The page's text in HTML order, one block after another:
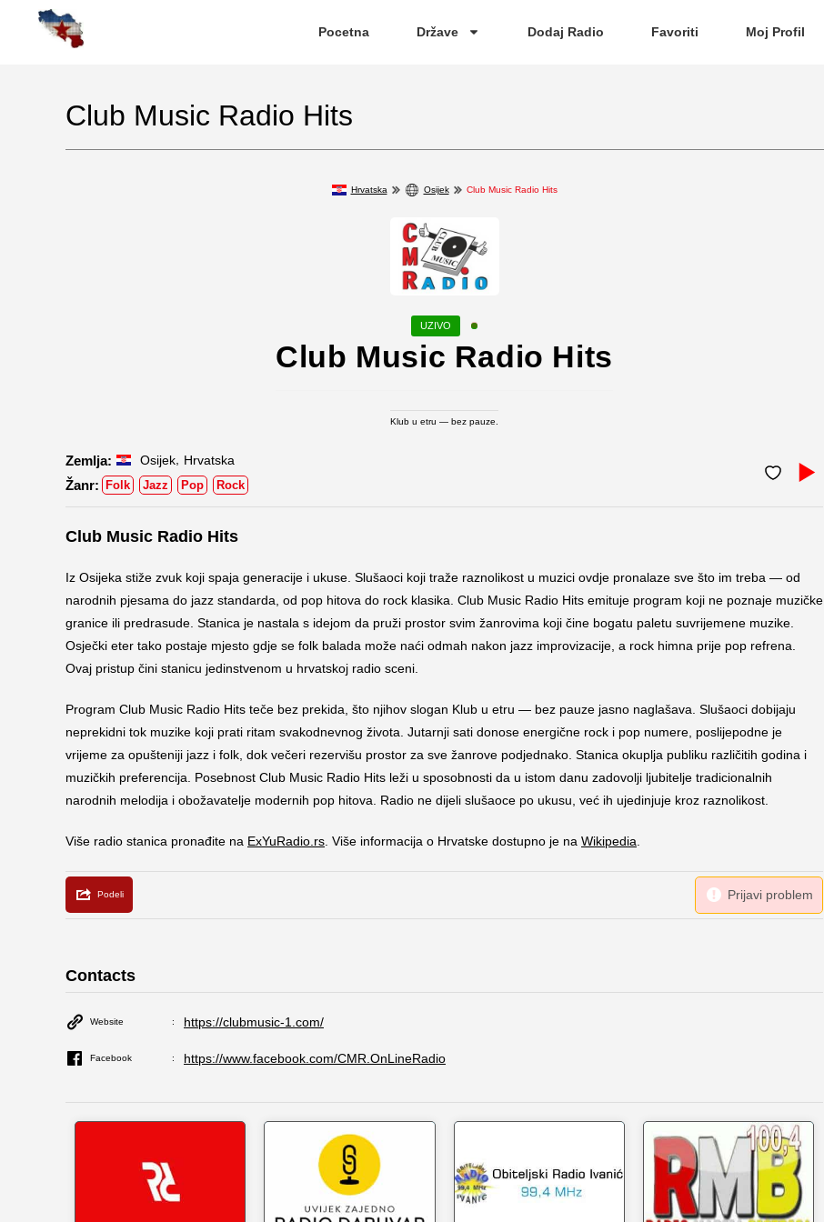
Pocetna Države Dodaj Radio Favoriti Moj Profil
Club Music Radio Hits
Hrvatska Osijek Club Music Radio Hits
Club Music Radio Hits
Klub u etru — bez pauze.
Osijek Hrvatska
Folk Jazz Pop Rock
Club Music Radio Hits
Iz Osijeka stiže zvuk koji spaja generacije i ukuse. Slušaoci koji traže raznolikost u muzici ovdje pronalaze sve što im treba — od
narodnih pjesama do jazz standarda, od pop hitova do rock klasika. Club Music Radio Hits emituje program koji ne poznaje muzičke
granice ili predrasude. Stanica je nastala s idejom da pruži prostor svim žanrovima koji čine bogatu paletu suvrijemene muzike.
Osječki eter tako postaje mjesto gdje se folk balada može naći odmah nakon jazz improvizacije, a rock himna prije pop refrena.
Ovaj pristup čini stanicu jedinstvenom u hrvatskoj radio sceni.
Program Club Music Radio Hits teče bez prekida, što njihov slogan Klub u etru — bez pauze jasno naglašava. Slušaoci dobijaju
neprekidni tok muzike koji prati ritam svakodnevnog života. Jutarnji sati donose energične rock i pop numere, poslijepodne je
vrijeme za opušteniji jazz i folk, dok večeri rezervišu prostor za sve žanrove podjednako. Stanica okuplja publiku različitih godina i
muzičkih preferencija. Posebnost Club Music Radio Hits leži u sposobnosti da u istom danu zadovolji ljubitelje tradicionalnih
narodnih melodija i obožavatelje modernih pop hitova. Radio ne dijeli slušaoce po ukusu, već ih ujedinjuje kroz raznolikost.
Više radio stanica pronađite na ExYuRadio.rs . Više informacija o Hrvatske dostupno je na Wikipedia
Contacts
Website https://clubmusic-1.com/
Facebook https://www.facebook.com/CMR.OnLineRadio